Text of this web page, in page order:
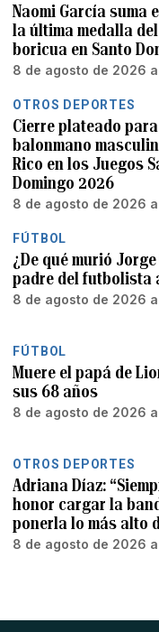
Naomi García suma
la última medalla
boricua en Santo
8 de agosto de 2026 a
OTROS DEPORTES
Cierre plateado
balonmano
Rico en los Juegos
Domingo 2026
8 de agosto de 2026
FÚTBOL
¿De qué murió
padre del futbolista
8 de agosto de 2026 a
FÚTBOL
Muere el papá de
sus 68 años
8 de agosto de 2026
OTROS DEPORTES
Adriana Díaz:
honor cargar la
ponerla lo más alto
8 de agosto de 2026 a